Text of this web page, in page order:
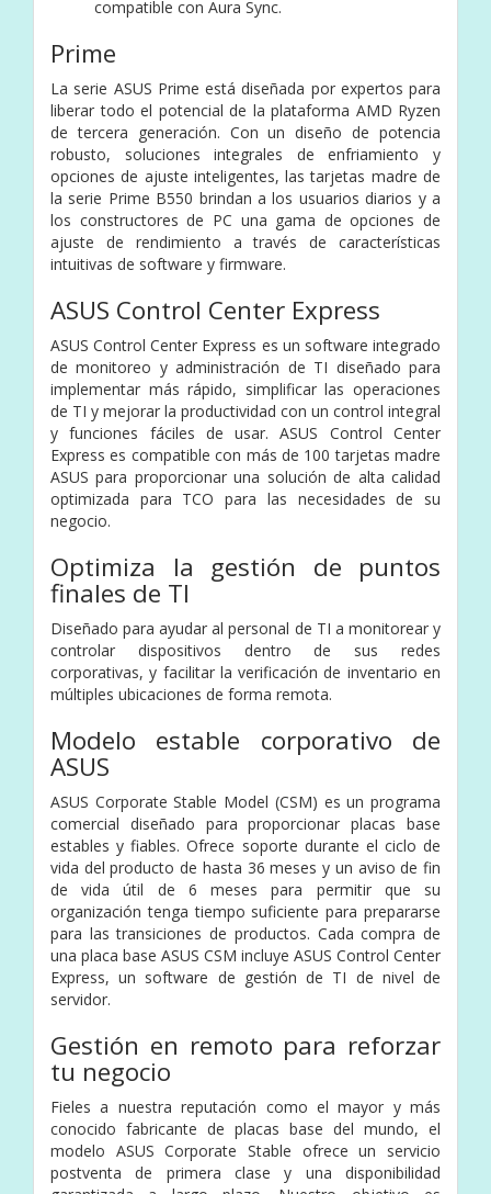
compatible con Aura Sync.
Prime
La serie ASUS Prime está diseñada por expertos para
liberar todo el potencial de la plataforma AMD Ryzen
de tercera generación. Con un diseño de potencia
robusto, soluciones integrales de enfriamiento y
opciones de ajuste inteligentes, las tarjetas madre de
la serie Prime B550 brindan a los usuarios diarios y a
los constructores de PC una gama de opciones de
ajuste de rendimiento a través de características
intuitivas de software y firmware.
ASUS Control Center Express
ASUS Control Center Express es un software integrado
de monitoreo y administración de TI diseñado para
implementar más rápido, simplificar las operaciones
de TI y mejorar la productividad con un control integral
y funciones fáciles de usar. ASUS Control Center
Express es compatible con más de 100 tarjetas madre
ASUS para proporcionar una solución de alta calidad
optimizada para TCO para las necesidades de su
negocio.
Optimiza la gestión de puntos
finales de TI
Diseñado para ayudar al personal de TI a monitorear y
controlar dispositivos dentro de sus redes
corporativas, y facilitar la verificación de inventario en
múltiples ubicaciones de forma remota.
Modelo estable corporativo de
ASUS
ASUS Corporate Stable Model (CSM) es un programa
comercial diseñado para proporcionar placas base
estables y fiables. Ofrece soporte durante el ciclo de
vida del producto de hasta 36 meses y un aviso de fin
de vida útil de 6 meses para permitir que su
organización tenga tiempo suficiente para prepararse
para las transiciones de productos. Cada compra de
una placa base ASUS CSM incluye ASUS Control Center
Express, un software de gestión de TI de nivel de
servidor.
Gestión en remoto para reforzar
tu negocio
Fieles a nuestra reputación como el mayor y más
conocido fabricante de placas base del mundo, el
modelo ASUS Corporate Stable ofrece un servicio
postventa de primera clase y una disponibilidad